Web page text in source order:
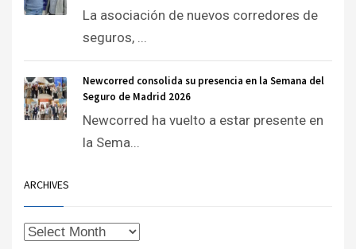
La asociación de nuevos corredores de
seguros, ...
Newcorred consolida su presencia en la Semana del
Seguro de Madrid 2026
Newcorred ha vuelto a estar presente en
la Sema...
ARCHIVES